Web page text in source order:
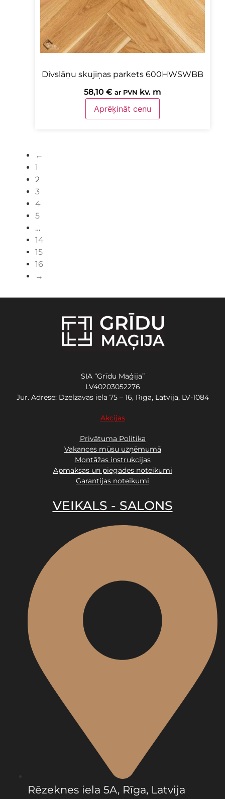
Divslāņu skujiņas parkets 600HWSWBB
58,10 € ar PVN kv. m
Aprēķināt cenu
←
1
2
3
4
5
…
14
15
16
→
SIA “Grīdu Maģija”
LV40203052276
Jur. Adrese: Dzelzavas iela 75 – 16, Rīga, Latvija, LV-1084
Akcijas
Privātuma Politika
Vakances mūsu uzņēmumā
Montāžas instrukcijas
Apmaksas un piegādes noteikumi
Garantijas noteikumi
VEIKALS - SALONS
Rēzeknes iela 5A, Rīga, Latvija